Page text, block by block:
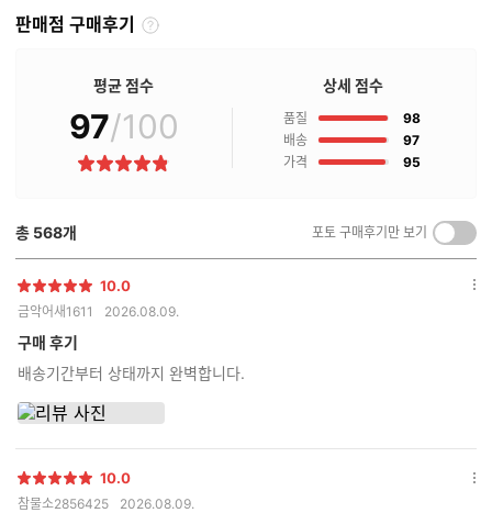
판매점 구매후기
판
매
후
기
평균 점수
97/100
별
상세 점수
품질 98점
배송
97점
가격
95점
총 568개 포토 구매후기만 보기
켜
기/
별
점
10.0
금악어새1611 2026.08.09.
구매 후기
배송기간부터 상태까지 완벽합니다.
옵
별
점
10.0
참물소2856425 2026.08.09.
옵